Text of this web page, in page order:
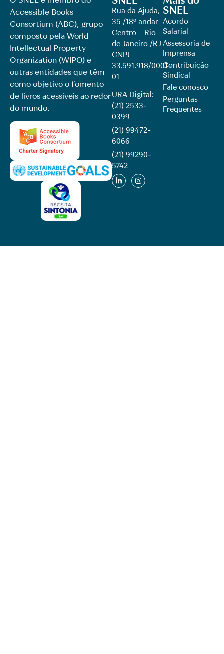
Accessible Books
Consortium (ABC), grupo
composto pela World
Intellectual Property
Organization (WIPO) e
outras entidades que têm
como objetivo o fomento
de livros acessíveis ao redor
do mundo.
Rua da Ajuda,
35 /18º andar
Centro – Rio
de Janeiro /RJ
CNPJ
33.591.918/0001-
01
URA Digital:
(21) 2533-
0399
(21) 99472-
6066
(21) 99290-
5742​
SNEL
Acordo
Salarial
Assessoria de
Imprensa
Contribuição
Sindical
Fale conosco
Perguntas
Frequentes